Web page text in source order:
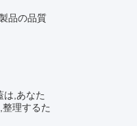
品の品質
は,あなた
理するた